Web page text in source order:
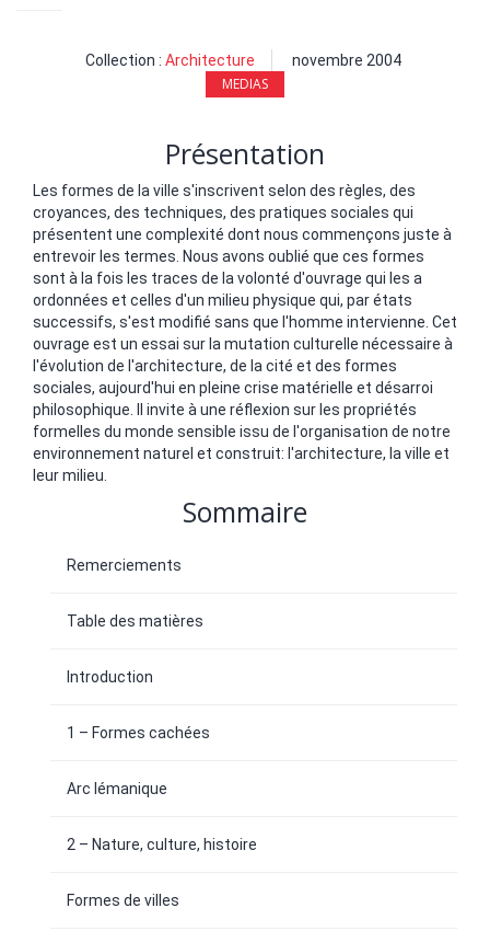
Collection : Architecture novembre 2004
MEDIAS
Présentation
Les formes de la ville s'inscrivent selon des règles, des
croyances, des techniques, des pratiques sociales qui
présentent une complexité dont nous commençons juste à
entrevoir les termes. Nous avons oublié que ces formes
sont à la fois les traces de la volonté d'ouvrage qui les a
ordonnées et celles d'un milieu physique qui, par états
successifs, s'est modifié sans que l'homme intervienne. Cet
ouvrage est un essai sur la mutation culturelle nécessaire à
l'évolution de l'architecture, de la cité et des formes
sociales, aujourd'hui en pleine crise matérielle et désarroi
philosophique. Il invite à une réflexion sur les propriétés
formelles du monde sensible issu de l'organisation de notre
environnement naturel et construit: l'architecture, la ville et
leur milieu.
Sommaire
Remerciements
Table des matières
Introduction
1 – Formes cachées
Arc lémanique
2 – Nature, culture, histoire
Formes de villes